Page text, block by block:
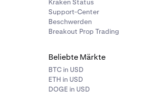
Kraken Status
Support-Center
Beschwerden
Breakout Prop Trading
Beliebte Märkte
BTC in USD
ETH in USD
DOGE in USD